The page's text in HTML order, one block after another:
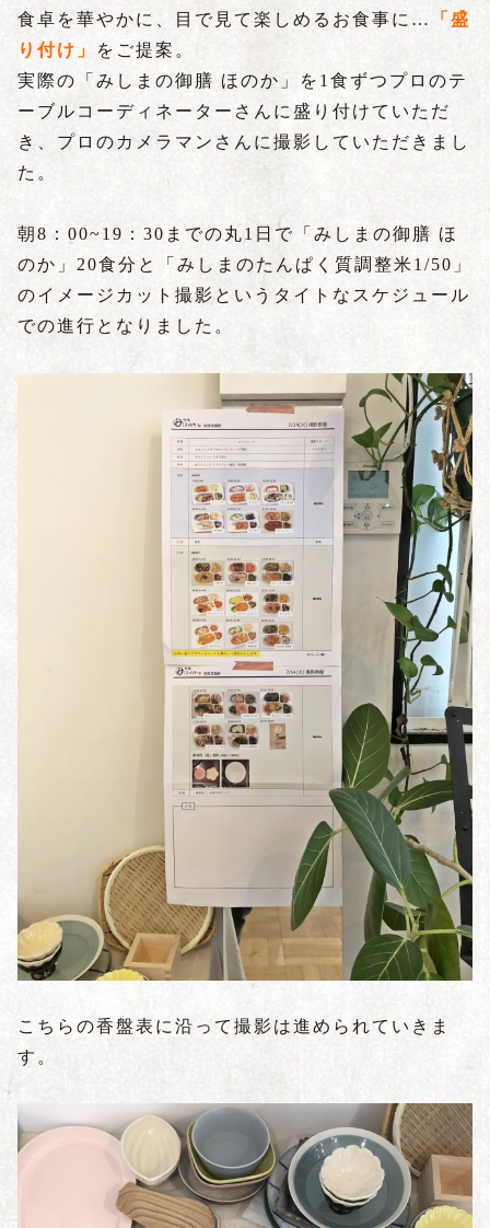
食卓を華やかに、目で見て楽しめるお食事に…
「盛
り付け」
をご提案。
実際の「みしまの御膳 ほのか」を 1食ずつプロのテ
ーブルコーディネーターさんに盛り付けていただ
き、プロのカメラマンさんに撮影していただきまし
た。
朝8 ： 00~19 ： 30 までの丸1 日で「みしまの御膳 ほ
のか」 20食分と「みしまのたんぱく質調整米1/50 」
のイメージカット撮影というタイトなスケジュール
での進行となりました。
こちらの香盤表に沿って撮影は進められていきま
す。